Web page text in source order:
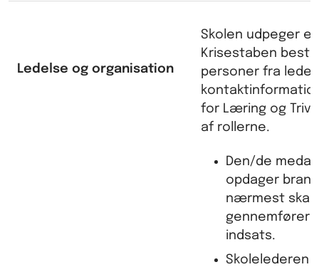
Ledelse og organisation
Skolen udpeger
Krisestaben
personer fra
for Læring og
af rollerne.
Den/de
opdager
nærmest
gennemfører
indsats.
Skolelederen